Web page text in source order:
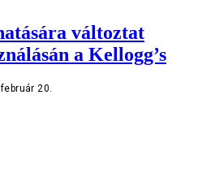
változtat
a Kellogg’s
20.